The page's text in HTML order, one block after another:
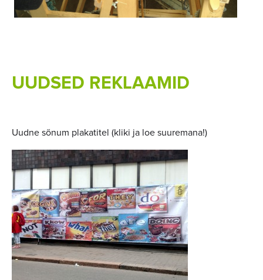
UUDSED REKLAAMID
Uudne sõnum plakatitel (kliki ja loe suuremana!)